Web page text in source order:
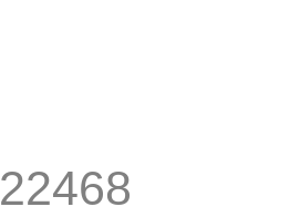
22468